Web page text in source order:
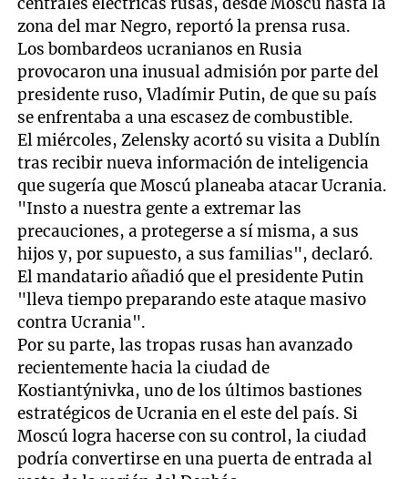
zona del mar Negro, reportó la prensa rusa.
Los bombardeos ucranianos en Rusia
provocaron una inusual admisión por parte del
presidente ruso, Vladímir Putin, de que su país
se enfrentaba a una escasez de combustible.
El miércoles, Zelensky acortó su visita a Dublín
tras recibir nueva información de inteligencia
que sugería que Moscú planeaba atacar Ucrania.
"Insto a nuestra gente a extremar las
precauciones, a protegerse a sí misma, a sus
hijos y, por supuesto, a sus familias", declaró.
El mandatario añadió que el presidente Putin
"lleva tiempo preparando este ataque masivo
contra Ucrania".
Por su parte, las tropas rusas han avanzado
recientemente hacia la ciudad de
Kostiantýnivka, uno de los últimos bastiones
estratégicos de Ucrania en el este del país. Si
Moscú logra hacerse con su control, la ciudad
podría convertirse en una puerta de entrada al